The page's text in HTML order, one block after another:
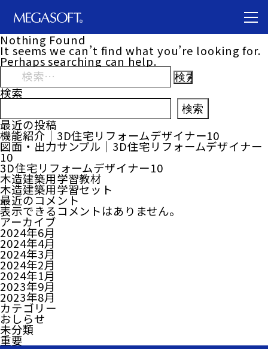
Nothing Found
It seems we can’t find what you’re looking for.
Perhaps searching can help.
検
検索
検索
最近の投稿
機能紹介｜3D住宅リフォームデザイナー10
図面・出力サンプル｜3D住宅リフォームデザイナー
10
3D住宅リフォームデザイナー10
木造建築用学習教材
木造建築用学習セット
最近のコメント
表示できるコメントはありません。
アーカイブ
2024年6月
2024年4月
2024年3月
2024年2月
2024年1月
2023年9月
2023年8月
カテゴリー
おしらせ
未分類
重要